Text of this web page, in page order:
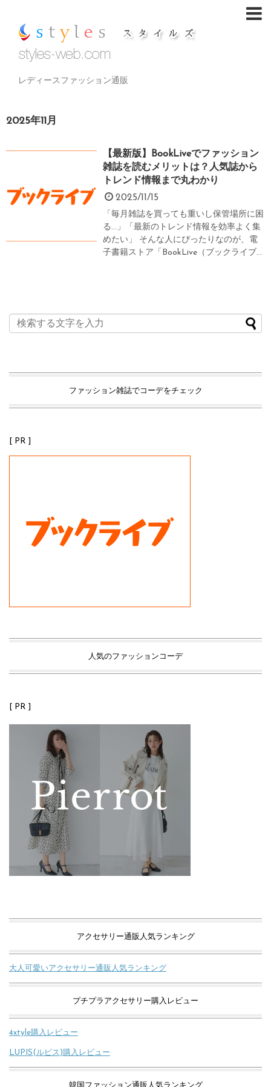
レディースファッション通販
2025年11月
【最新版】BookLiveでファッション
雑誌を読むメリットは？人気誌から
トレンド情報まで丸わかり
2025/11/15
「毎月雑誌を買っても重いし保管場所に困
る…」「最新のトレンド情報を効率よく集
めたい」 そんな人にぴったりなのが、電
子書籍ストア「BookLive（ブックライブ...
ファッション雑誌でコーデをチェック
[ PR ]
人気のファッションコーデ
[ PR ]
アクセサリー通販人気ランキング
大人可愛いアクセサリー通販人気ランキング
プチプラアクセサリー購入レビュー
4xtyle購入レビュー
LUPIS(ルピス)購入レビュー
韓国ファッション通販人気ランキング